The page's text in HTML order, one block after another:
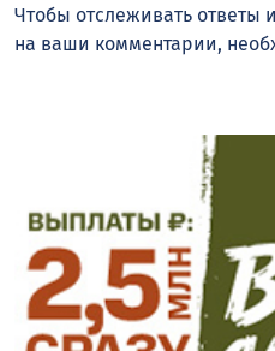
Чтобы отслеживать ответы
на ваши комментарии,